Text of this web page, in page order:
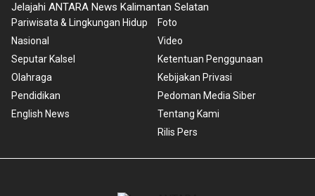
Jelajahi ANTARA News Kalimantan Selatan
Pariwisata & Lingkungan Hidup
Nasional
Seputar Kalsel
Olahraga
Pendidikan
English News
Foto
Video
Ketentuan Penggunaan
Kebijakan Privasi
Pedoman Media Siber
Tentang Kami
Rilis Pers